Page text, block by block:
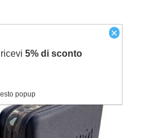
×
5% di sconto
popup